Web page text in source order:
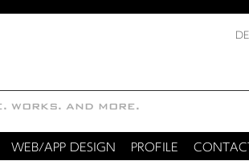
WEB/APP DESIGN PROFILE CONTACT